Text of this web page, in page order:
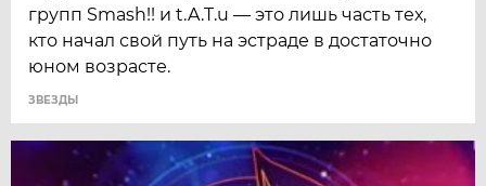
групп Smash!! и t.A.T.u — это лишь часть тех,
кто начал свой путь на эстраде в достаточно
юном возрасте.
ЗВЕЗДЫ